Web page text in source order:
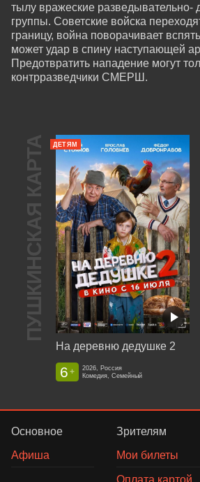
тылу вражеские разведывательно-
группы. Советские войска
границу, война поворачивает
может удар в спину наступающей
Предотвратить нападение могут
контрразведчики СМЕРШ.
ПУШКИНСКАЯ КАРТА ДЕТЯМ
На деревню дедушке 2
6 +
2026, Россия
Комедия, Семейный
Основное
Афиша
Зрителям
Мои билеты
Оплата картой